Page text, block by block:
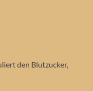
den Blutzucker,